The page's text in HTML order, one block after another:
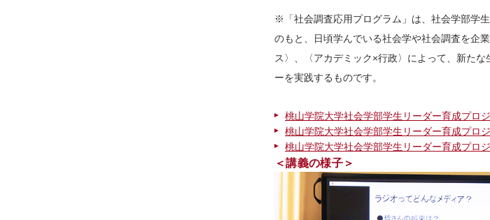
※「社会調査応用プログラム」は、社会学部学
のもと、日頃学んでいる社会学や社会調査を企
ス〉、〈アカデミック×行政〉によって、新た
ーを実践するものです。
桃山学院大学社会学部学生リーダー育成プロ
桃山学院大学社会学部学生リーダー育成プロ
桃山学院大学社会学部学生リーダー育成プロ
＜講義の様子＞